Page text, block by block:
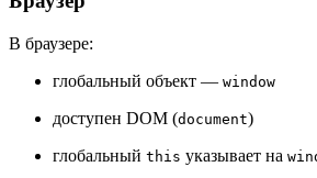
В браузере:
глобальный объект — window
доступен DOM (document)
глобальный this указывает на